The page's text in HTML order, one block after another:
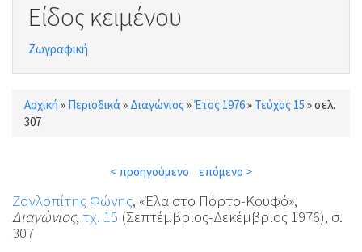
Είδος κειμένου
Ζωγραφική
Είστε εδώ
Αρχική » Περιοδικά » Διαγώνιος »Έτος 1976» Τεύχος 15 »σελ.
307
< προηγούμενο επόμενο >
Ζογλοπίτης Φώνης, «Έλα στο Πόρτο-Κουφό»,
Διαγώνιος, τχ. 15 (Σεπτέμβριος-Δεκέμβριος 1976), σ.
307